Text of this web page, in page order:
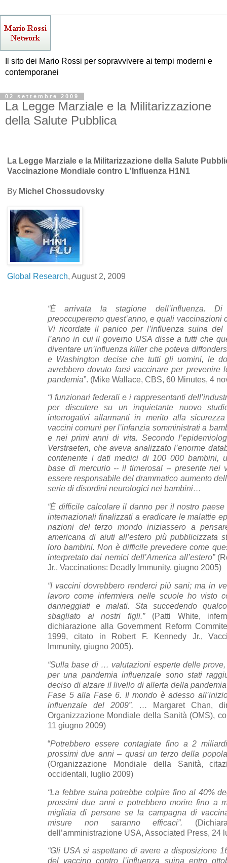
Il sito dei Mario Rossi per sopravvivere ai tempi moderni e
contemporanei
02 settembre 2009
La Legge Marziale e la Militarizzazione
della Salute Pubblica
La Legge Marziale e la Militarizzazione della Salute
Vaccinazione Mondiale contro L'Influenza H1N1
By Michel Chossudovsky
Global Research, August 2, 2009
“È arrivata la stagione dell’influenza.
preoccuperemo quest’anno, e quali vaccinazioni
Vi ricordate il panico per l’influenza suina del
l’anno in cui il governo USA disse a tutti che
diventare un’influenza killer che poteva
e Washington decise che tutti gli uomini, le
avrebbero dovuto farsi vaccinare per prevenire
pandemia”. (Mike Wallace, CBS, 60 Minutes, 4
“I funzionari federali e i rappresentanti
per discutere su un inquietante nuovo
interrogativi allarmanti in merito alla
vaccini comuni per l’infanzia somministrati a
e nei primi anni di vita. Secondo
Verstraeten, che aveva analizzato l’enorme
contenente i dati medici di 100 000 bambini,
base di mercurio -- il timerosal -- presente nei
essere responsabile del drammatico aumento
serie di disordini neurologici nei bambini…
“È difficile calcolare il danno per il nostro
internazionali finalizzati a eradicare le malattie
nazioni del terzo mondo iniziassero a
americana di aiuti all’estero più pubblicizzata
loro bambini. Non è difficile prevedere come
interpretato dai nemici dell’America all’estero”
Jr., Vaccinations: Deadly Immunity, giugno 2005)
“I vaccini dovrebbero renderci più sani; ma in
lavoro come infermiera nelle scuole ho visto
danneggiati e malati. Sta succedendo
sbagliato ai nostri figli.”(Patti White,
dichiarazione alla Government Reform
1999, citato in Robert F. Kennedy Jr.,
Immunity, giugno 2005).
“Sulla base di … valutazioni esperte delle
per una pandemia influenzale sono stati
deciso di alzare il livello di allerta della
Fase 5 alla Fase 6. Il mondo è adesso
influenzale del 2009”. … Margaret Chan,
Organizzazione Mondiale della Sanità (OMS),
11 giugno 2009)
“Potrebbero essere contagiate fino a 2
prossimi due anni – quasi un terzo della
(Organizzazione Mondiale della Sanità,
occidentali, luglio 2009)
“La febbre suina potrebbe colpire fino al 40%
prossimi due anni e potrebbero morire fino a
migliaia di persone se la campagna di
misure non saranno efficaci”.
dell’amministrazione USA, Associated Press, 24
“Gli USA si aspettano di avere a disposizione
del vaccino contro l’influenza suina entro